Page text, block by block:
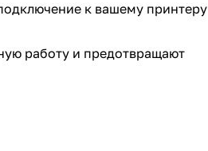
к вашему принтеру
работу и предотвращают